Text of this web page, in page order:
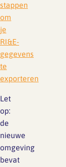
stappen
om
je
RI&E-
gegevens
te
exporteren
Let
op:
de
nieuwe
omgeving
bevat